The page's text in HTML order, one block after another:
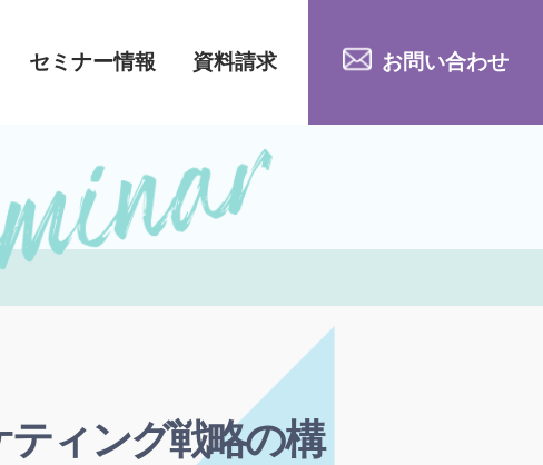
セミナー情報 資料請求 お問い合わせ
ィング戦略の構